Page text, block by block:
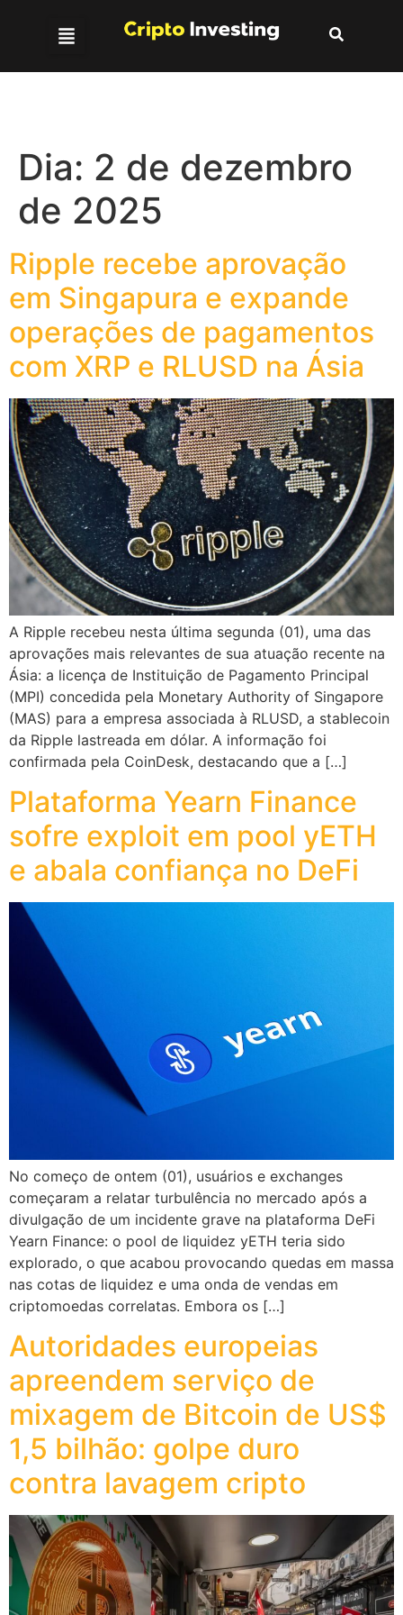
Dia: 2 de dezembro
de 2025
Ripple recebe aprovação
em Singapura e expande
operações de pagamentos
com XRP e RLUSD na Ásia
A Ripple recebeu nesta última segunda (01), uma das
aprovações mais relevantes de sua atuação recente na
Ásia: a licença de Instituição de Pagamento Principal
(MPI) concedida pela Monetary Authority of Singapore
(MAS) para a empresa associada à RLUSD, a stablecoin
da Ripple lastreada em dólar. A informação foi
confirmada pela CoinDesk, destacando que a […]
Plataforma Yearn Finance
sofre exploit em pool yETH
e abala confiança no DeFi
No começo de ontem (01), usuários e exchanges
começaram a relatar turbulência no mercado após a
divulgação de um incidente grave na plataforma DeFi
Yearn Finance: o pool de liquidez yETH teria sido
explorado, o que acabou provocando quedas em massa
nas cotas de liquidez e uma onda de vendas em
criptomoedas correlatas. Embora os […]
Autoridades europeias
apreendem serviço de
mixagem de Bitcoin de US$
1,5 bilhão: golpe duro
contra lavagem cripto